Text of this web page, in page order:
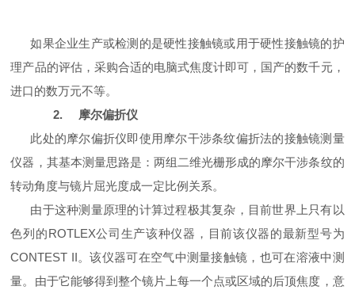
如果企业生产或检测的是硬性接触镜或用于硬性接触镜的护
理产品的评估，采购合适的电脑式焦度计即可，国产的数千元，
进口的数万元不等。
2.
摩尔偏折仪
此处的摩尔偏折仪即使用摩尔干涉条纹偏折法的接触镜测量
仪器，其基本测量思路是：两组二维光栅形成的摩尔干涉条纹的
转动角度与镜片屈光度成一定比例关系。
由于这种测量原理的计算过程极其复杂，目前世界上只有以
色列的ROTLEX公司生产该种仪器，目前该仪器的最新型号为
CONTEST II。该仪器可在空气中测量接触镜，也可在溶液中测
量。由于它能够得到整个镜片上每一个点或区域的后顶焦度，意